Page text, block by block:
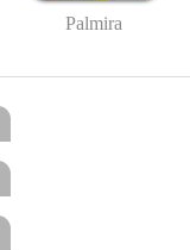
Palmira